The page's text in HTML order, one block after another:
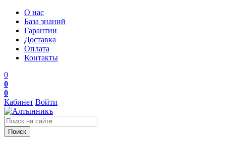
О нас
База знаний
Гарантии
Доставка
Оплата
Контакты
0
0
0
Кабинет Войти
Поиск